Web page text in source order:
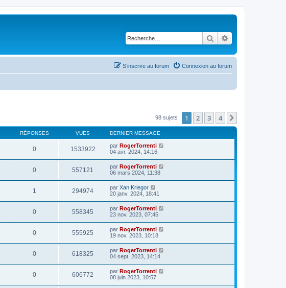
Rechercher
Connexion au forum
S’inscrire au forum
98 sujets 1 2 3 4
RÉPONSES VUES DERNIER MESSAGE
0 1533922 par RogerTorrenti
04 avr. 2024, 14:16
0 557121 par RogerTorrenti
06 mars 2024, 11:38
1 294974 par Xan Kriegor
20 janv. 2024, 18:41
0 558345 par RogerTorrenti
23 nov. 2023, 07:45
0 555925 par RogerTorrenti
19 nov. 2023, 10:18
0 618325 par RogerTorrenti
04 sept. 2023, 14:14
0 606772 par RogerTorrenti
08 juin 2023, 10:57